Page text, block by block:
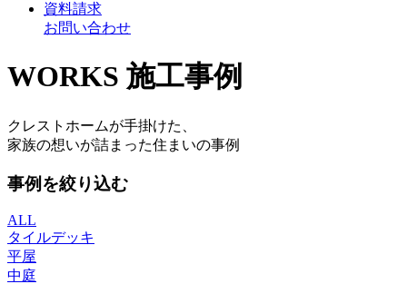
資料請求
お問い合わせ
WORKS 施工事例
クレストホームが手掛けた、
家族の想いが詰まった住まいの事例
事例を絞り込む
ALL
タイルデッキ
平屋
中庭